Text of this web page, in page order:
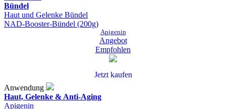
Bündel
Haut und Gelenke Bündel
NAD-Booster-Bündel (200g)
Apigenin
Angebot
Empfohlen
Jetzt kaufen
Anwendung
Haut, Gelenke & Anti-Aging
Apigenin